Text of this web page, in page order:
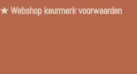
★ Webshop keurmerk voorwaarden